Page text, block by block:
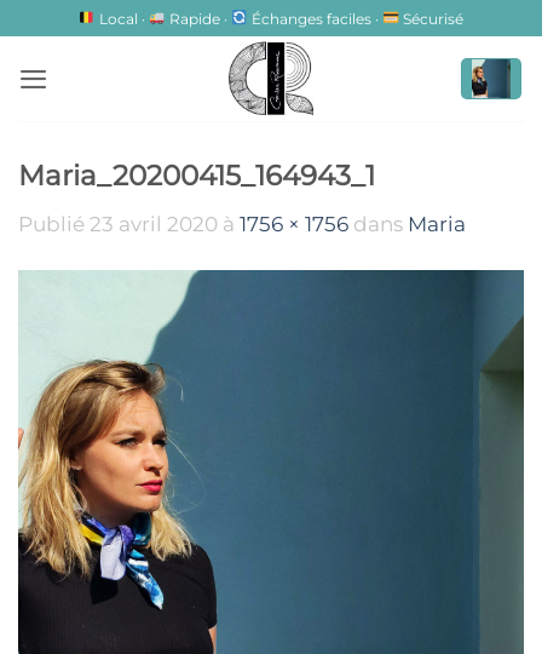
contenu
Local · Rapide · Échanges faciles · Sécurisé
Maria_20200415_164943_1
Publié 23 avril 2020 à 1756 × 1756 dans Maria